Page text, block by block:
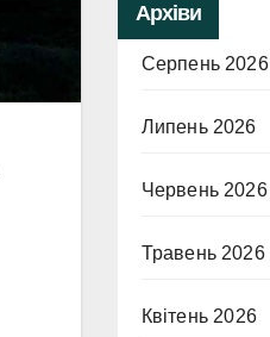
Архіви
Серпень 2026
Липень 2026
Червень 2026
Травень 2026
Квітень 2026